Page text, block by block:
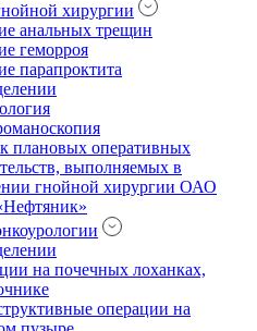
хирургии
анальных трещин
геморроя
парапроктита
плановых оперативных
выполняемых в
гнойной хирургии ОАО
на почечных лоханках,
операции на